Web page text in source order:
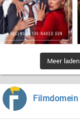
Meer laden
Filmdomein